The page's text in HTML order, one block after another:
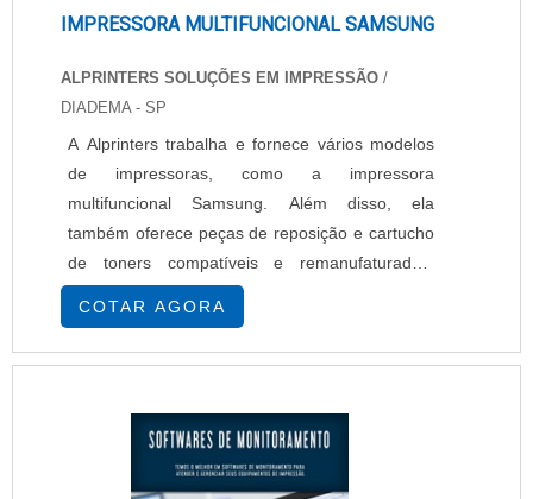
IMPRESSORA MULTIFUNCIONAL SAMSUNG
ALPRINTERS SOLUÇÕES EM IMPRESSÃO /
DIADEMA - SP
A Alprinters trabalha e fornece vários modelos
de impressoras, como a impressora
multifuncional Samsung. Além disso, ela
também oferece peças de reposição e cartucho
de toners compatíveis e remanufaturados.
Modelo e funções da impressora carro chefe da
rápido e confiável, já que tem um rendimento de
páginas por minuto, frente e verso automática e
gaveta com capac....
COTAR AGORA